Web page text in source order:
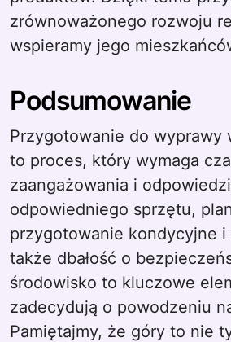
zrównoważonego rozwoju
wspieramy jego
Podsumowanie
Przygotowanie do wyprawy
to proces, który wymaga
zaangażowania i
odpowiedniego sprzętu,
przygotowanie kondycyjne i
także dbałość o
środowisko to kluczowe
zadecydują o powodzeniu
Pamiętajmy, że góry to nie